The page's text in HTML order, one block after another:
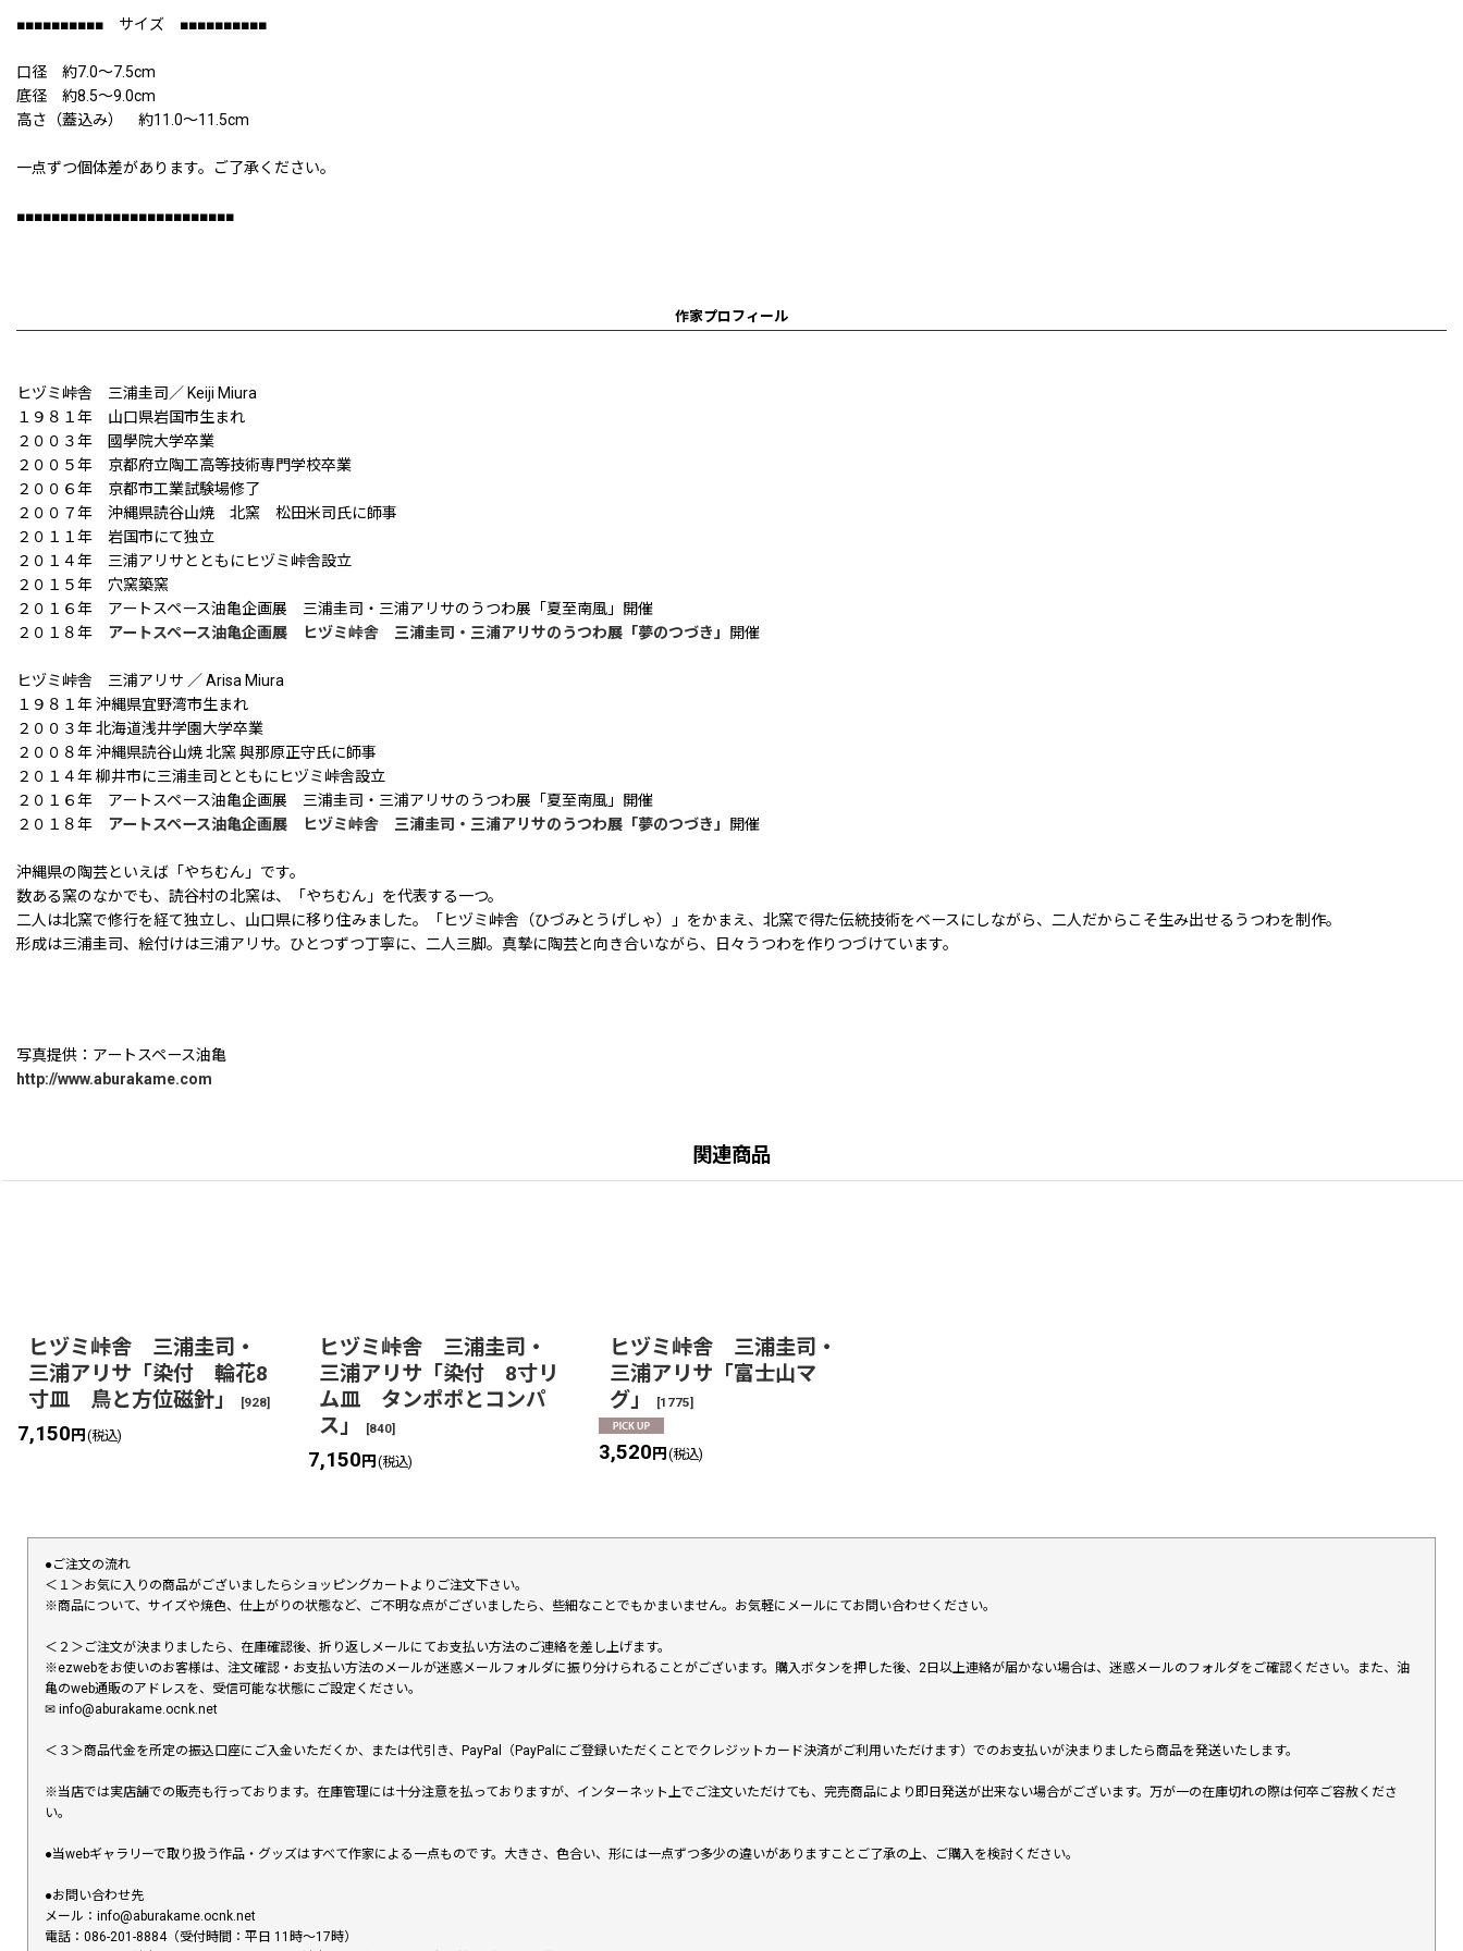
■■■■■■■■■■ サイズ ■■■■■■■■■■
口径 約7.0〜7.5cm
底径 約8.5〜9.0cm
高さ（蓋込み） 約11.0〜11.5cm
一点ずつ個体差があります。ご了承ください。
■■■■■■■■■■■■■■■■■■■■■■■■■
作家プロフィール
ヒヅミ峠舎 三浦圭司／ Keiji Miura
１９８１年 山口県岩国市生まれ
２００３年 國學院大学卒業
２００５年 京都府立陶工高等技術専門学校卒業
２００６年 京都市工業試験場修了
２００７年 沖縄県読谷山焼 北窯 松田米司氏に師事
２０１１年 岩国市にて独立
２０１４年 三浦アリサとともにヒヅミ峠舎設立
２０１５年 穴窯築窯
２０１６年 アートスペース油亀企画展 三浦圭司・三浦アリサのうつわ展「夏至南風」開催
２０１８年 アートスペース油亀企画展 ヒヅミ峠舎 三浦圭司・三浦アリサのうつわ展「夢のつづき」 開催
ヒヅミ峠舎 三浦アリサ ／ Arisa Miura
１９８１年 沖縄県宜野湾市生まれ
２００３年 北海道浅井学園大学卒業
２００８年 沖縄県読谷山焼 北窯 與那原正守氏に師事
２０１４年 柳井市に三浦圭司とともにヒヅミ峠舎設立
２０１６年 アートスペース油亀企画展 三浦圭司・三浦アリサのうつわ展「夏至南風」開催
２０１８年 アートスペース油亀企画展 ヒヅミ峠舎 三浦圭司・三浦アリサのうつわ展「夢のつづき」 開催
沖縄県の陶芸といえば「やちむん」です。
数ある窯のなかでも、読谷村の北窯は、「やちむん」を代表する一つ。
二人は北窯で修行を経て独立し、山口県に移り住みました。「ヒヅミ峠舎（ひづみとうげしゃ）」をかまえ、北窯で得た伝統技術をベースにしながら、二人だからこそ生み出せるうつわを制作。
形成は三浦圭司、絵付けは三浦アリサ。ひとつずつ丁寧に、二人三脚。真摯に陶芸と向き合いながら、日々うつわを作りつづけています。
写真提供：アートスペース油亀
http://www.aburakame.com
関連商品
ヒヅミ峠舎 三浦圭司・
三浦アリサ「染付 輪花8
寸皿 鳥と方位磁針」
[928]
7,150円 (税込)
ヒヅミ峠舎 三浦圭司・
三浦アリサ「染付 8寸リ
ム皿 タンポポとコンパ
ス」
[840]
7,150円 (税込)
ヒヅミ峠舎 三浦圭司・
三浦アリサ「富士山マ
グ」
[1775]
3,520円 (税込)
●ご注文の流れ
＜１＞お気に入りの商品がございましたらショッピングカートよりご注文下さい。
※商品について、サイズや焼色、仕上がりの状態など、ご不明な点がございましたら、些細なことでもかまいません。お気軽にメールにてお問い合わせください。
＜２＞ご注文が決まりましたら、在庫確認後、折り返しメールにてお支払い方法のご連絡を差し上げます。
※ezwebをお使いのお客様は、注文確認・お支払い方法のメールが迷惑メールフォルダに振り分けられることがございます。購入ボタンを押した後、2日以上連絡が届かない場合は、迷惑メールのフォルダをご確認ください。また、油
亀のweb通販のアドレスを、受信可能な状態にご設定ください。
✉︎ info@aburakame.ocnk.net
＜３＞商品代金を所定の振込口座にご入金いただくか、または代引き、PayPal（PayPalにご登録いただくことでクレジットカード決済がご利用いただけます）でのお支払いが決まりましたら商品を発送いたします。
※当店では実店舗での販売も行っております。在庫管理には十分注意を払っておりますが、インターネット上でご注文いただけても、完売商品により即日発送が出来ない場合がございます。万が一の在庫切れの際は何卒ご容赦くださ
い。
●当webギャラリーで取り扱う作品・グッズはすべて作家による一点ものです。大きさ、色合い、形には一点ずつ多少の違いがありますことご了承の上、ご購入を検討ください。
●お問い合わせ先
メール：info@aburakame.ocnk.net
電話：086-201-8884（受付時間：平日 11時〜17時）